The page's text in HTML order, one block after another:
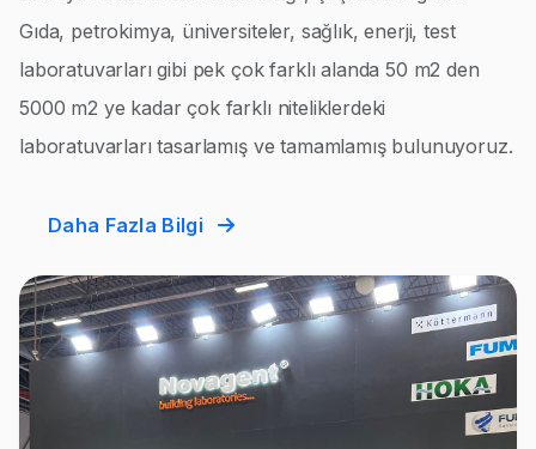
Gıda, petrokimya, üniversiteler, sağlık, enerji, test
laboratuvarları gibi pek çok farklı alanda 50 m2 den
5000 m2 ye kadar çok farklı niteliklerdeki
laboratuvarları tasarlamış ve tamamlamış bulunuyoruz.
Daha Fazla Bilgi